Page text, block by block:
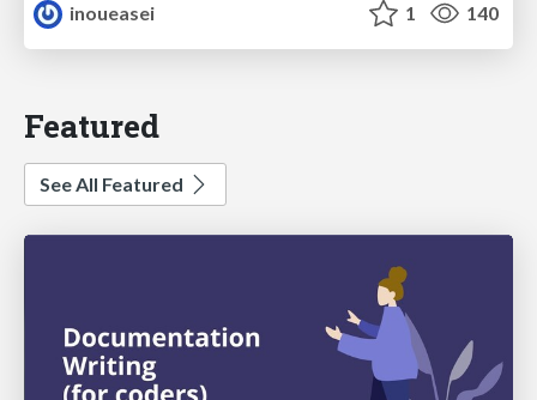
inoueasei
1 140
Featured
See All Featured